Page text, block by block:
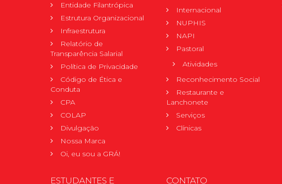
Entidade Filantrópica
Estrutura Organizacional
Infraestrutura
Relatório de
Transparência Salarial
Política de Privacidade
Código de Ética e
Conduta
CPA
COLAP
Divulgação
Nossa Marca
Oi, eu sou a GRÁ!
Internacional
NUPHIS
NAPI
Pastoral
Atividades
Reconhecimento Social
Restaurante e
Lanchonete
Serviços
Clínicas
ESTUDANTES E
CONTATO